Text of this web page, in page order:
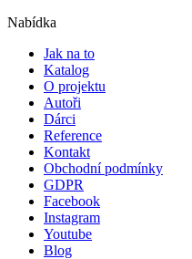
Nabídka
Jak na to
Katalog
O projektu
Autoři
Dárci
Reference
Kontakt
Obchodní podmínky
GDPR
Facebook
Instagram
Youtube
Blog